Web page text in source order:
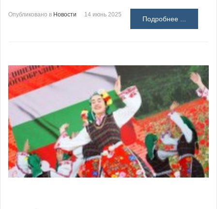
Опубликовано в Новости 14 июнь 2025
Подробнее ...